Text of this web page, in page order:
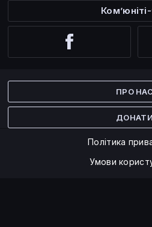
ПРО НАС
ДОНАТИ
Політика
Умови